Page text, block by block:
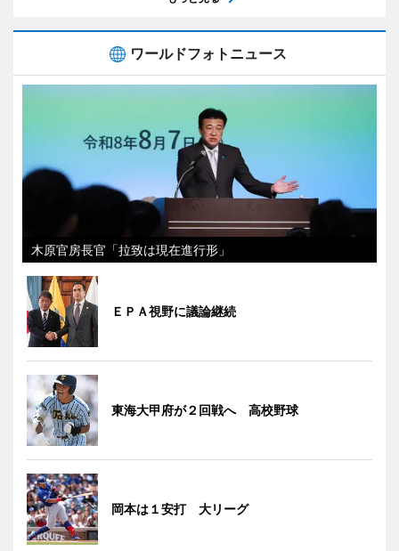
ワールドフォトニュース
木原官房長官「拉致は現在進行形」
ＥＰＡ視野に議論継続
東海大甲府が２回戦へ 高校野球
岡本は１安打 大リーグ